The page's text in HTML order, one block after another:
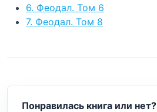
6. Феодал. Том 6
7. Феодал. Том 8
Понравилась книга или нет?